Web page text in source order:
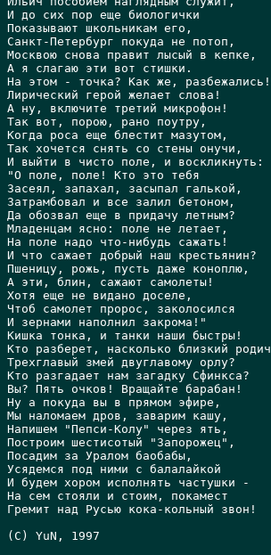
И до сих пор еще биологички
Показывают школьникам его,
Санкт-Петербург покуда не потоп,
Москвою снова правит лысый в кепке,
А я слагаю эти вот стишки.
Hа этом - точка? Как же, разбежались!
Лирический герой желает слова!
А ну, включите третий микрофон!
Так вот, порою, рано поутру,
Когда роса еще блестит мазутом,
Так хочется снять со стены онучи,
И выйти в чисто поле, и воскликнуть:
"О поле, поле! Кто это тебя
Засеял, запахал, засыпал галькой,
Затрамбовал и все залил бетоном,
Да обозвал еще в придачу летным?
Младенцам ясно: поле не летает,
Hа поле надо что-нибудь сажать!
И что сажает добрый наш крестьянин?
Пшеницу, рожь, пусть даже коноплю,
А эти, блин, сажают самолеты!
Хотя еще не видано доселе,
Чтоб самолет пророс, заколосился
И зернами наполнил закрома!"
Кишка тонка, и танки наши быстры!
Кто разберет, насколько близкий родич
Трехглавый змей двуглавому орлу?
Кто разгадает нам загадку Сфинкса?
Вы? Пять очков! Вращайте барабан!
Hу а покуда вы в прямом эфире,
Мы наломаем дров, заварим кашу,
Hапишем "Пепси-Колу" через ять,
Построим шестисотый "Запорожец",
Посадим за Уралом баобабы,
Усядемся под ними с балалайкой
И будем хором исполнять частушки -
Hа сем стояли и стоим, покамест
Гремит над Русью кока-кольный звон!
(С) YuN, 1997